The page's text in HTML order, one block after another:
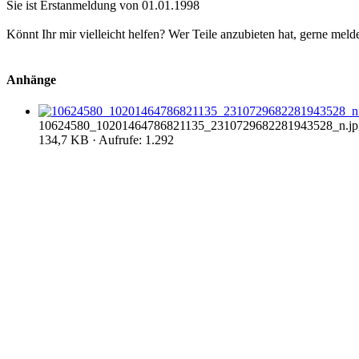
Sie ist Erstanmeldung von 01.01.1998
Könnt Ihr mir vielleicht helfen? Wer Teile anzubieten hat, gerne
Anhänge
134,7 KB · Aufrufe: 1.292